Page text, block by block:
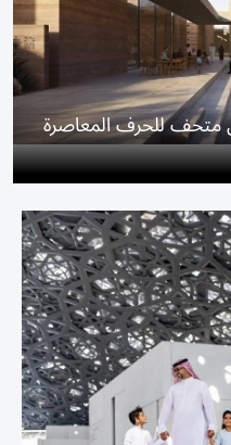
متحف للحرف المعاصرة